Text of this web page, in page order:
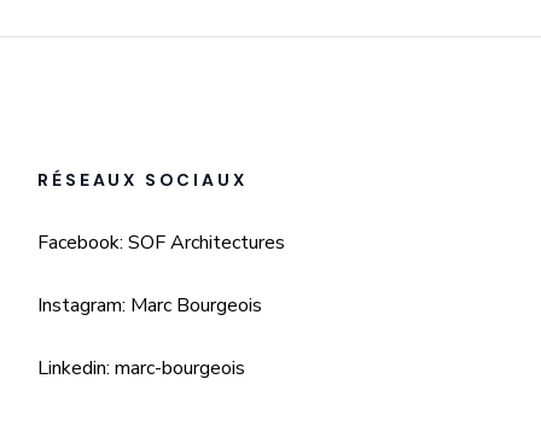
RÉSEAUX SOCIAUX
Facebook: SOF Architectures
Instagram: Marc Bourgeois
Linkedin: marc-bourgeois